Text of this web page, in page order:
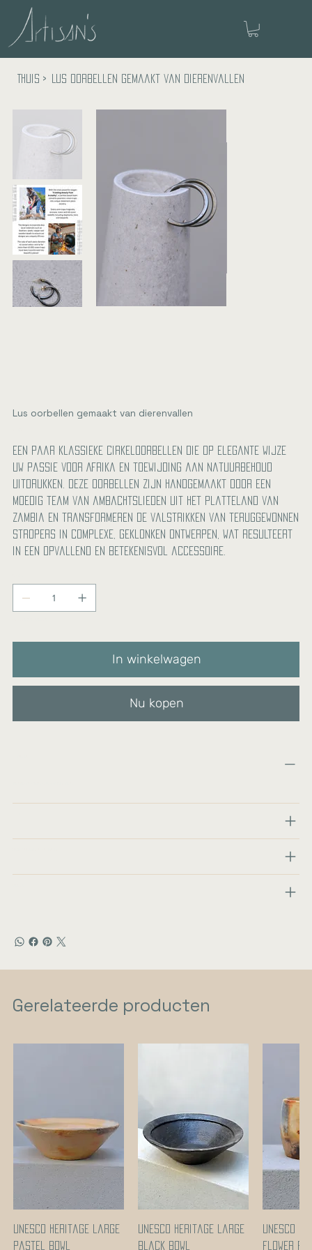
Thuis > Lus oorbellen gemaakt van dierenvallen
Lus oorbellen gemaakt van dierenvallen
een paar klassieke cirkeloorbellen die op elegante wijze
uw passie voor Afrika en toewijding aan natuurbehoud
uitdrukken. Deze oorbellen zijn handgemaakt door een
moedig team van ambachtslieden uit het platteland van
Zambia en transformeren de valstrikken van teruggewonnen
stropers in complexe, geklonken ontwerpen, wat resulteert
in een opvallend en betekenisvol accessoire.
In winkelwagen
Nu kopen
Gerelateerde producten
UNESCO heritage large
pastel bowl
UNESCO heritage large
black bowl
UNESCO
flower